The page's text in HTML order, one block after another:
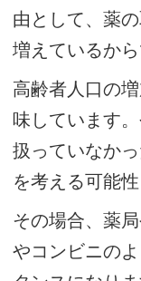
由として、薬
増えているから
高齢者人口の
味しています
扱っていなか
を考える可能
その場合、薬
やコンビニの